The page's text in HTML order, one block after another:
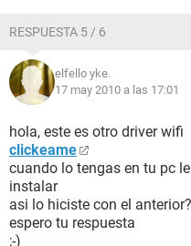
RESPUESTA 5 / 6
elfello yke.
17 may 2010 a las 17:01
hola, este es otro driver wifi
clickeame
cuando lo tengas en tu pc
instalar
asi lo hiciste con el anterior?
espero tu respuesta
;-)